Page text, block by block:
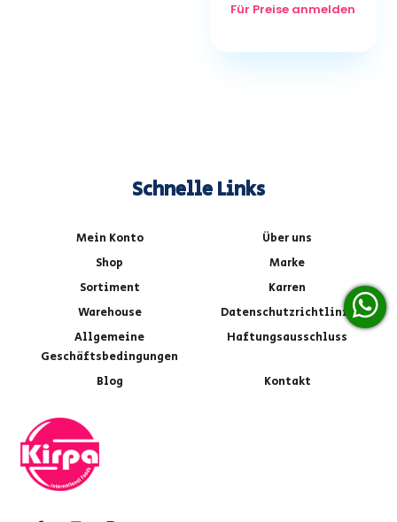
Für Preise anmelden
Schnelle Links
Mein Konto
Über uns
Shop
Marke
Sortiment
Karren
Warehouse
Datenschutzrichtlinie
Allgemeine
Geschäftsbedingungen
Haftungsausschluss
Blog Kontakt